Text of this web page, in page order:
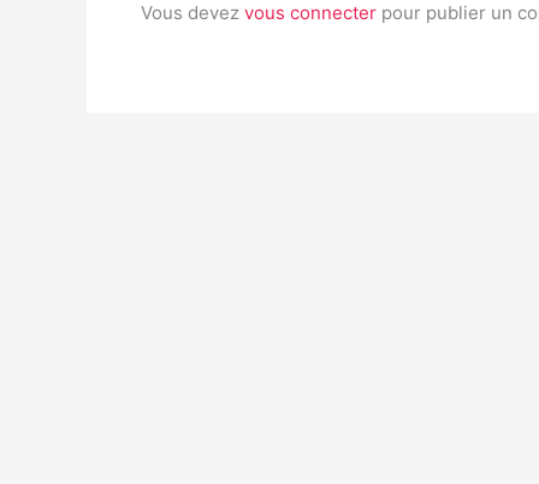
Vous devez vous connecter pour publier un